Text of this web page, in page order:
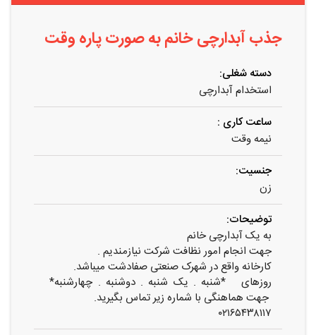
جذب آبدارچی خانم به صورت پاره وقت
دسته شغلی:
استخدام آبدارچی
ساعت کاری :
نیمه وقت
جنسیت:
زن
توضیحات:
به یک آبدارچی خانم
جهت انجام امور نظافت شرکت نیازمندیم .
کارخانه واقع در شهرک صنعتی صفادشت میباشد.
روزهای *شنبه . یک شنبه . دوشنبه . چهارشنبه*
جهت هماهنگی با شماره زیر تماس بگیرید.
۰۲۱۶۵۴۳۸۱۱۷